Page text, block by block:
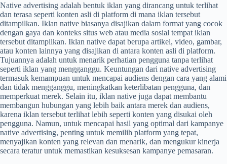
Native advertising adalah bentuk iklan yang dirancang untuk terlihat
dan terasa seperti konten asli di platform di mana iklan tersebut
ditampilkan. Iklan native biasanya disajikan dalam format yang cocok
dengan gaya dan konteks situs web atau media sosial tempat iklan
tersebut ditampilkan. Iklan native dapat berupa artikel, video, gambar,
atau konten lainnya yang disajikan di antara konten asli di platform.
Tujuannya adalah untuk menarik perhatian pengguna tanpa terlihat
seperti iklan yang mengganggu. Keuntungan dari native advertising
termasuk kemampuan untuk mencapai audiens dengan cara yang alami
dan tidak mengganggu, meningkatkan keterlibatan pengguna, dan
memperkuat merek. Selain itu, iklan native juga dapat membantu
membangun hubungan yang lebih baik antara merek dan audiens,
karena iklan tersebut terlihat lebih seperti konten yang disukai oleh
pengguna. Namun, untuk mencapai hasil yang optimal dari kampanye
native advertising, penting untuk memilih platform yang tepat,
menyajikan konten yang relevan dan menarik, dan mengukur kinerja
secara teratur untuk memastikan kesuksesan kampanye pemasaran.